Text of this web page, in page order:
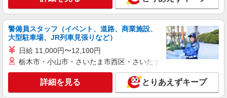
ジュエリー・アクセサリー販売スタッフ
［契約社員］時給1,040円 ※20時以降時間帯プ
レミアム100円支給 ※試用期間（4ヶ月間）：同条
件 青森県上北郡おいらせ町中野平40-1 イオンモ
ール下田
キープ 詳細を見る
アルバイト パート
警備員スタッフ（イベント、道路、商業施設、
大型駐車場、JR列車見張りなど）
日給 11,000円〜12,100円
栃木市・小山市・さいたま市西区・さいたま市岩槻区・久喜市・
詳細を見る とりあえずキープ